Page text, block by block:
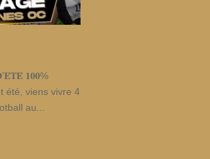
𝟏𝟎𝟎%
viens vivre 4
au...